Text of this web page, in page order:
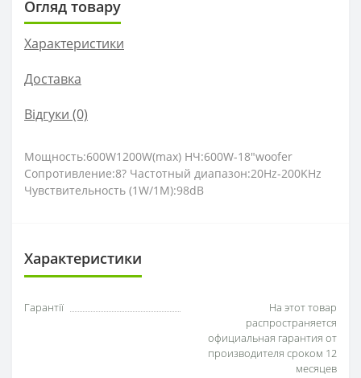
Огляд товару
Характеристики
Доставка
Відгуки (0)
Мощность:600W1200W(max) НЧ:600W-18"woofer
Сопротивление:8? Частотный диапазон:20Hz-200KHz
Чувствительность (1W/1M):98dB
Характеристики
Гарантії
На этот товар
распространяется
официальная гарантия от
производителя сроком 12
месяцев